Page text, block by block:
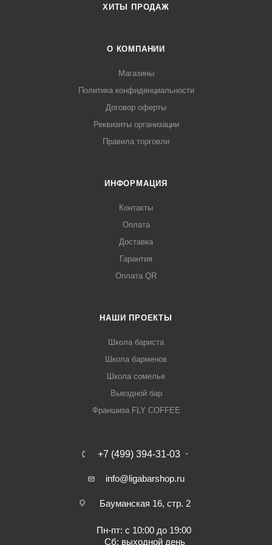
ХИТЫ ПРОДАЖ
О КОМПАНИИ
Магазины
Политика конфиденциальности
Договор оферты
Реквизиты организации
Правила торговли
ИНФОРМАЦИЯ
Контакты
Оплата
Доставка
Гарантия
Оплата QR
НАШИ ПРОЕКТЫ
Школа бариста
Школа барменов
Школа сомелье
Выездной бар
Франшиза FLY COFFEE
+7 (499) 394-31-03
info@ligabarshop.ru
Бауманская 16, стр. 2
Пн-пт: с 10:00 до 19:00
Сб: выходной день